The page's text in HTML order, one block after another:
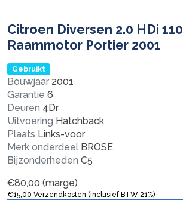
Citroen Diversen 2.0 HDi 110
Raammotor Portier 2001
Gebruikt
Bouwjaar 2001
Garantie 6
Deuren 4Dr
Uitvoering Hatchback
Plaats Links-voor
Merk onderdeel BROSE
Bijzonderheden C5
€80,00 (marge)
€15,00 Verzendkosten (inclusief BTW 21%)